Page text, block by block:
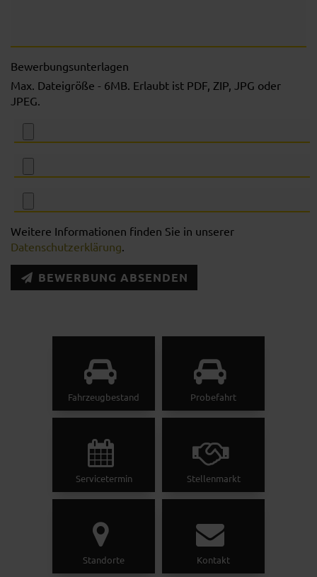
Bewerbungsunterlagen
Max. Dateigröße - 6MB. Erlaubt ist PDF, ZIP, JPG oder
JPEG.
Weitere Informationen finden Sie in unserer
Datenschutzerklärung
BEWERBUNG ABSENDEN
Fahrzeugbestand Probefahrt
Servicetermin Stellenmarkt
Standorte Kontakt